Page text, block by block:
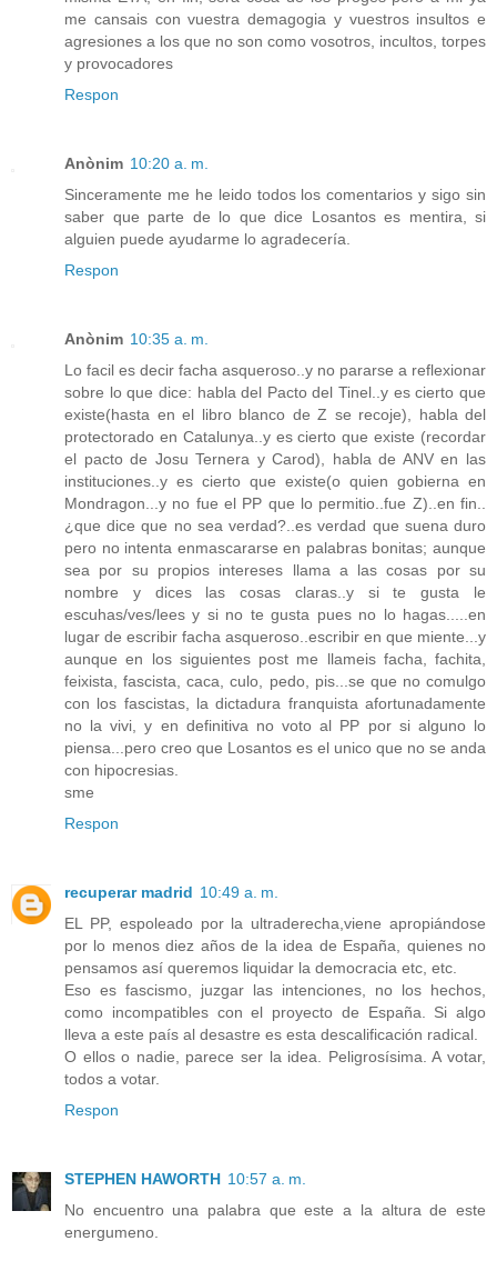
me cansais con vuestra demagogia y vuestros insultos e
agresiones a los que no son como vosotros, incultos, torpes
y provocadores
Respon
Anònim 10:20 a. m.
Sinceramente me he leido todos los comentarios y sigo sin
saber que parte de lo que dice Losantos es mentira, si
alguien puede ayudarme lo agradecería.
Respon
Anònim 10:35 a. m.
Lo facil es decir facha asqueroso..y no pararse a reflexionar
sobre lo que dice: habla del Pacto del Tinel..y es cierto que
existe(hasta en el libro blanco de Z se recoje), habla del
protectorado en Catalunya..y es cierto que existe (recordar
el pacto de Josu Ternera y Carod), habla de ANV en las
instituciones..y es cierto que existe(o quien gobierna en
Mondragon...y no fue el PP que lo permitio..fue Z)..en fin..
¿que dice que no sea verdad?..es verdad que suena duro
pero no intenta enmascararse en palabras bonitas; aunque
sea por su propios intereses llama a las cosas por su
nombre y dices las cosas claras..y si te gusta le
escuhas/ves/lees y si no te gusta pues no lo hagas.....en
lugar de escribir facha asqueroso..escribir en que miente...y
aunque en los siguientes post me llameis facha, fachita,
feixista, fascista, caca, culo, pedo, pis...se que no comulgo
con los fascistas, la dictadura franquista afortunadamente
no la vivi, y en definitiva no voto al PP por si alguno lo
piensa...pero creo que Losantos es el unico que no se anda
con hipocresias.
sme
Respon
recuperar madrid 10:49 a. m.
EL PP, espoleado por la ultraderecha,viene apropiándose
por lo menos diez años de la idea de España, quienes no
pensamos así queremos liquidar la democracia etc, etc.
Eso es fascismo, juzgar las intenciones, no los hechos,
como incompatibles con el proyecto de España. Si algo
lleva a este país al desastre es esta descalificación radical.
O ellos o nadie, parece ser la idea. Peligrosísima. A votar,
todos a votar.
Respon
STEPHEN HAWORTH 10:57 a. m.
No encuentro una palabra que este a la altura de este
energumeno.